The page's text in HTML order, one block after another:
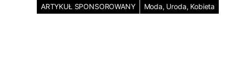
ARTYKUŁ SPONSOROWANY Moda, Uroda, Kobieta